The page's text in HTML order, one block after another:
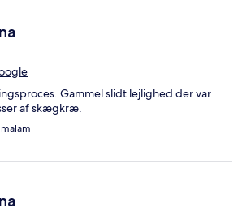
Gammel slidt lejlighed der var
af skægkræ.